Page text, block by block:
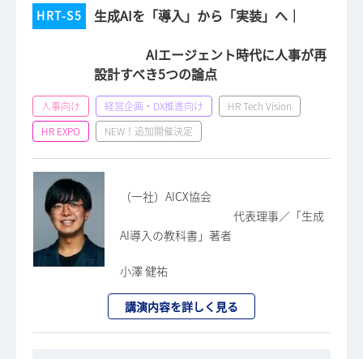
HRT-S5
生成AIを「導入」から「実装」へ｜
AIエージェント時代に人事が再
設計すべき5つの論点
人事向け 経営企画・DX推進向け
HR Tech Vision
HR EXPO
NEW！追加開催決定
（一社）AICX協会
代表理事／「生成
AI導入の教科書」著者
小澤 健祐
講演内容を詳しく見る